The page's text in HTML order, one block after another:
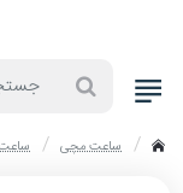
home
ساعت مچی ساعت